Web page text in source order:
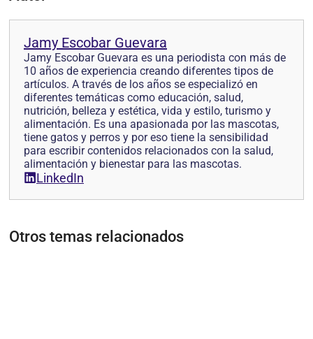
Jamy Escobar Guevara
Jamy Escobar Guevara es una periodista con más de
10 años de experiencia creando diferentes tipos de
artículos. A través de los años se especializó en
diferentes temáticas como educación, salud,
nutrición, belleza y estética, vida y estilo, turismo y
alimentación. Es una apasionada por las mascotas,
tiene gatos y perros y por eso tiene la sensibilidad
para escribir contenidos relacionados con la salud,
alimentación y bienestar para las mascotas.
LinkedIn
Otros temas relacionados